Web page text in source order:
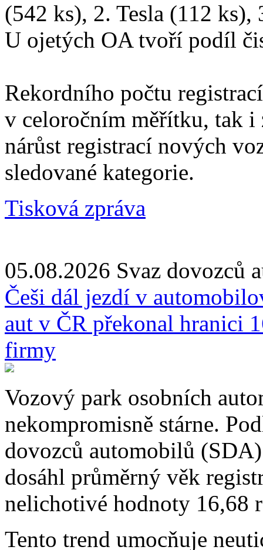
(542 ks), 2. Tesla (112
U ojetých OA tvoří podíl
Rekordního počtu
v celoročním měřítku, tak i
nárůst registrací nových
sledované kategorie.
Tisková zpráva
05.08.2026 Svaz dovozců
Češi dál jezdí v
aut v ČR překonal hranici
firmy
Vozový park osobních
nekompromisně stárne.
dovozců automobilů
dosáhl průměrný věk
nelichotivé hodnoty 16,68
Tento trend umocňuje